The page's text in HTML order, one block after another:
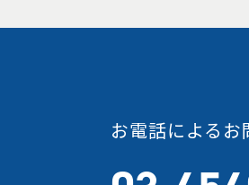
お電話によるお